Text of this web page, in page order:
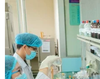
Kim ngạch xuất khẩu
tỷ USD, Hàn Quốc lập
dư vãng lai
06/08/2026 03:34